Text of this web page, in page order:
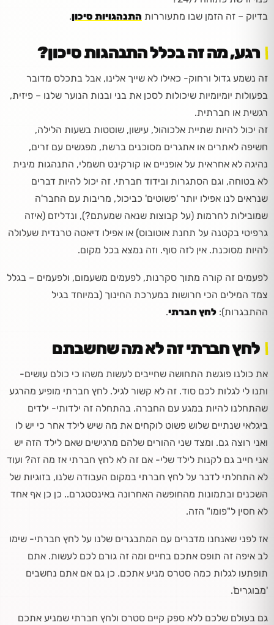
בדיוק – זה הזמן שבו מתעוררות התנהגויות סיכון.
רגע, מה זה בכלל התנהגות סיכון?
זה נשמע גדול ורחוק- כאילו לא שייך אלינו, אבל בתכלס מדובר
בפעולות יומיומיות שיכולות לסכן את בני ובנות הנוער שלנו – פיזית,
רגשית או חברתית.
זה יכול להיות שתיית אלכוהול, עישון, שוטטות בשעות הלילה,
חשיפה לאתרים או אתגרים מסוכנים ברשת, מפגשים עם זרים,
נהיגה לא אחראית על אופניים או קורקינט חשמלי, התנהגות מינית
לא בטוחה, וגם הסתגרות ובידוד חברתי. זה יכול להיות דברים
שנראים לנו אפילו יותר 'פשוטים' כביכול, מריבות עם החבר'ה
שמובילות לחרמות (על קבוצות שנאה שמעתם?), ונדליזם (איזה
גרפיטי בקטנה על תחנת אוטובוס) או אפילו דיאטה טרנדית שעלולה
להיות מסוכנת. אין לזה סוף. וזה נמצא בכל מקום.
לפעמים זה קורה מתוך סקרנות, לפעמים משעמום, ולפעמים – בגלל
צמד המילים הכי חרושות במערכת החינוך (במיוחד בגיל
ההתבגרות): לחץ חברתי.
לחץ חברתי זה לא מה שחשבתם
את כולנו פוגשת התחושה שחייבים לעשות משהו כי כולם עושים-
ותנו לי לגלות לכם סוד. זה לא קשור לגיל. לחץ חברתי מופיע מהרגע
שהתחלנו להיות במגע עם החברה. בהתחלה זה ילדותי- ילדים
ביגלאי שנתיים שלוש פשוט לוקחים את מה שיש לילד אחר כי יש לו
ואני רוצה גם. ומצד שני ההורים שלהם מרגישים שאם לילד הזה יש
אני חייב גם לקנות לילד שלי- אם זה לא לחץ חברתי אז מה זה? ועוד
לא התחלתי לדבר על לחץ חברתי במקום העבודה שלנו, בזוגיות של
השכנים ובתמונות מהחופשה האחרונה באינסטגרם.. כן כן אף אחד
לא חסין ל"פומו" הזה.
אז לפני שאנחנו מדברים עם המתבגרים שלנו על לחץ חברתי- שימו
לב איפה זה תופס אתכם בחיים ומה זה גורם לכם לעשות. אתם
תופתעו לגלות כמה סטרס מניע אתכם. כן גם אם אתם נחשבים
'מבוגרים'.
גם בעולם שלכם ללא ספק קיים סטרס ולחץ חברתי שמניע אתכם